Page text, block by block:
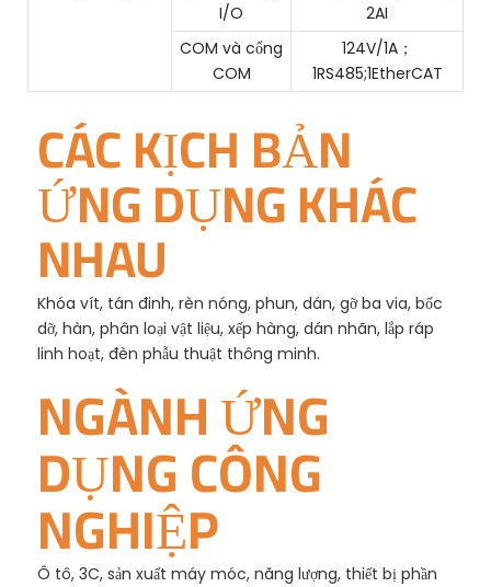
I/O
2AI
COM và cổng
COM
124V/1A；
1RS485;1EtherCAT
NGÀNH ỨNG
DỤNG CÔNG
NGHIỆP
Ô tô, 3C, sản xuất máy móc, năng lượng, thiết bị phần
CÁC KỊCH BẢN
ỨNG DỤNG KHÁC
NHAU
Khóa vít, tán đinh, rèn nóng, phun, dán, gỡ ba via, bốc
dỡ, hàn, phân loại vật liệu, xếp hàng, dán nhãn, lắp ráp
linh hoạt, đèn phẫu thuật thông minh.